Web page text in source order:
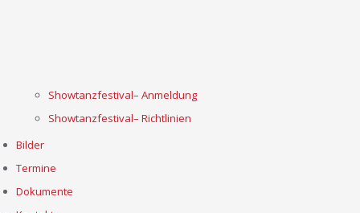
Showtanzfestival– Anmeldung
Showtanzfestival– Richtlinien
Bilder
Termine
Dokumente